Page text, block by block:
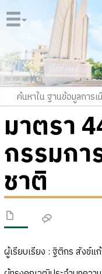
มาตรา
กรรมก
ชาติ
ผู้เรียบเรียง : ฐิติกร สังข์แ